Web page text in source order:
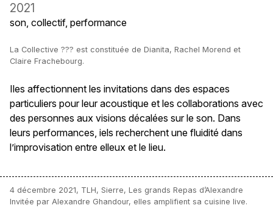
2021
son, collectif, performance
La Collective ??? est constituée de Dianita, Rachel Morend et
Claire Frachebourg.
Iles affectionnent les invitations dans des espaces
particuliers pour leur acoustique et les collaborations avec
des personnes aux visions décalées sur le son. Dans
leurs performances, iels recherchent une fluidité dans
l’improvisation entre elleux et le lieu.
4 décembre 2021, TLH, Sierre, Les grands Repas d’Alexandre
Invitée par Alexandre Ghandour, elles amplifient sa cuisine live.